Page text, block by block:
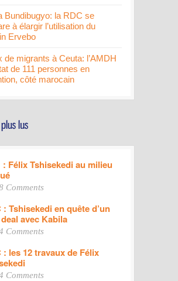
Bundibugyo: la RDC se
à élargir l’utilisation du
Ervebo
de migrants à Ceuta: l’AMDH
de 111 personnes en
côté marocain
: Félix Tshisekedi au milieu
Comments
: Tshisekedi en quête d’un
avec Kabila
Comments
: les 12 travaux de Félix
Comments